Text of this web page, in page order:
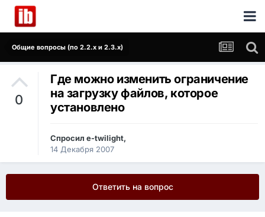
Общие вопросы (по 2.2.x и 2.3.x)
0
Где можно изменить ограничение
на загрузку файлов, которое
установлено
Спросил e-twilight,
14 Декабря 2007
Ответить на вопрос